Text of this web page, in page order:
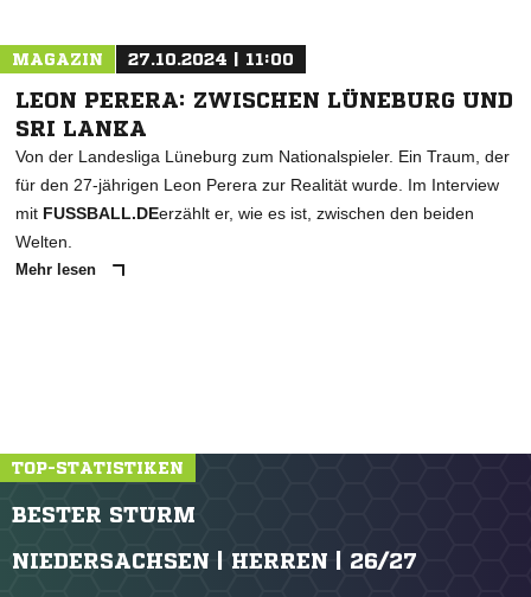
MAGAZIN 27.10.2024 | 11:00
LEON PERERA: ZWISCHEN LÜNEBURG UND
SRI LANKA
Von der Landesliga Lüneburg zum Nationalspieler. Ein Traum, der
für den 27-jährigen Leon Perera zur Realität wurde. Im Interview
mit FUSSBALL.DEerzählt er, wie es ist, zwischen den beiden
Welten.
Mehr lesen
TOP-STATISTIKEN
BESTER STURM
NIEDERSACHSEN | HERREN | 26/27